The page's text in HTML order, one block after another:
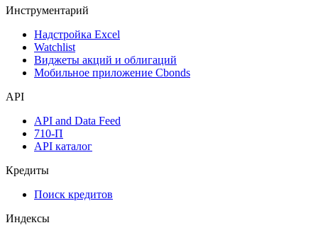
Инструментарий
Надстройка Excel
Watchlist
Виджеты акций и облигаций
Мобильное приложение Cbonds
API
API and Data Feed
710-П
API каталог
Кредиты
Поиск кредитов
Индексы